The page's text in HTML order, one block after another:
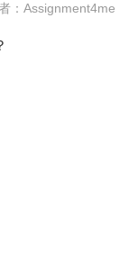
：Assignment4me